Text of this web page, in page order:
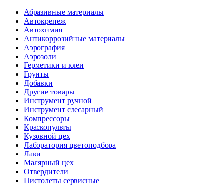
Абразивные материалы
Автокрепеж
Автохимия
Антикоррозийные материалы
Аэрография
Аэрозоли
Герметики и клеи
Грунты
Добавки
Другие товары
Инструмент ручной
Инструмент слесарный
Компрессоры
Краскопульты
Кузовной цех
Лаборатория цветоподбора
Лаки
Малярный цех
Отвердители
Пистолеты сервисные